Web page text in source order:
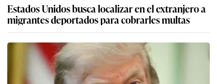
Estados Unidos busca localizar en el extranjero a
migrantes deportados para cobrarles multas